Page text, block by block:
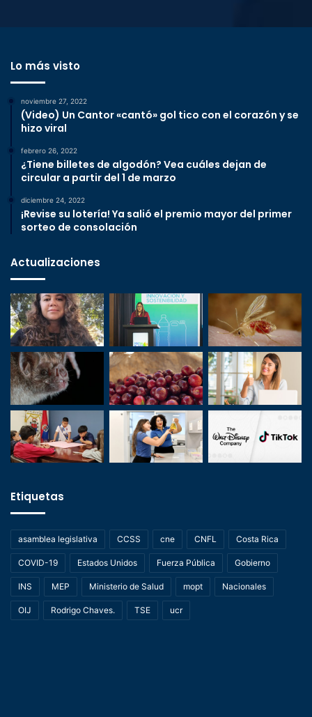
Lo más visto
noviembre 27, 2022
(Video) Un Cantor «cantó» gol tico con el corazón y se
hizo viral
febrero 26, 2022
¿Tiene billetes de algodón? Vea cuáles dejan de
circular a partir del 1 de marzo
diciembre 24, 2022
¡Revise su lotería! Ya salió el premio mayor del primer
sorteo de consolación
Actualizaciones
Etiquetas
asamblea legislativa CCSS cne CNFL Costa Rica
COVID-19 Estados Unidos Fuerza Pública Gobierno
INS MEP Ministerio de Salud mopt Nacionales
OIJ Rodrigo Chaves. TSE ucr